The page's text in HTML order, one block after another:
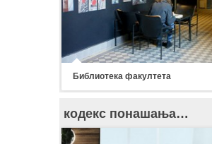
Библиотека факултета
кодекс понашања…